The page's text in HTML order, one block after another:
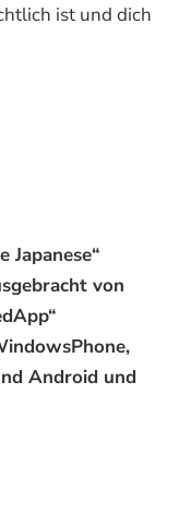
ist und dich
Japanese“
von
Android und